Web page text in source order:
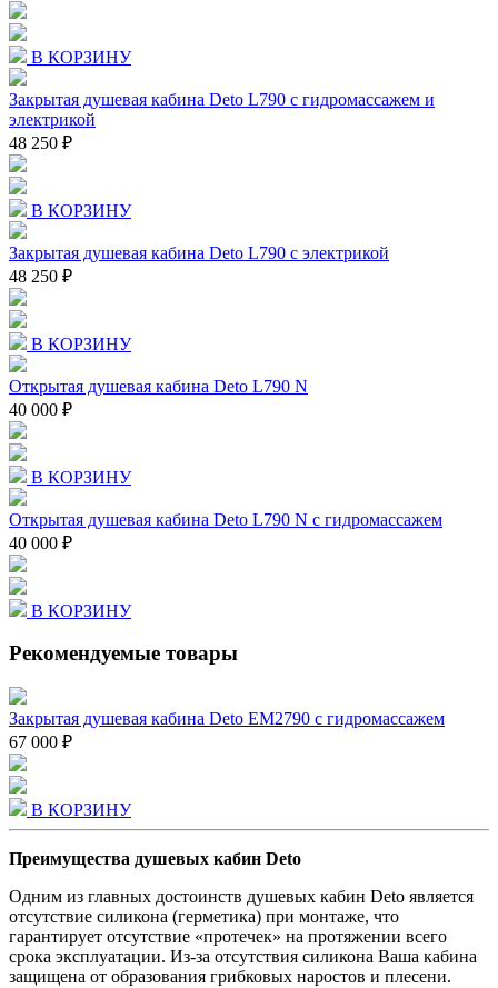
В КОРЗИНУ
Закрытая душевая кабина Deto L790 с гидромассажем и
электрикой
48 250 ₽
В КОРЗИНУ
Закрытая душевая кабина Deto L790 с электрикой
48 250 ₽
В КОРЗИНУ
Открытая душевая кабина Deto L790 N
40 000 ₽
В КОРЗИНУ
Открытая душевая кабина Deto L790 N с гидромассажем
40 000 ₽
В КОРЗИНУ
Рекомендуемые товары
Закрытая душевая кабина Deto EM2790 с гидромассажем
67 000 ₽
В КОРЗИНУ
Преимущества душевых кабин Deto
Одним из главных достоинств душевых кабин Deto является
отсутствие силикона (герметика) при монтаже, что
гарантирует отсутствие «протечек» на протяжении всего
срока эксплуатации. Из-за отсутствия силикона Ваша кабина
защищена от образования грибковых наростов и плесени.